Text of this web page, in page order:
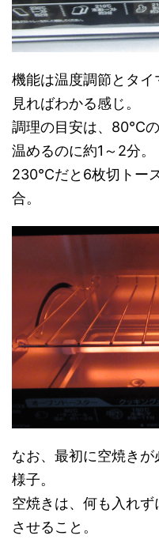
機能は温度調節とタ
見ればわかる感じ。
調理の目安は、80℃
温めるのに約1～2分。
230℃だと6枚切トー
合。
なお、最初に空焼き
様子。
空焼きは、何も入れ
させること。